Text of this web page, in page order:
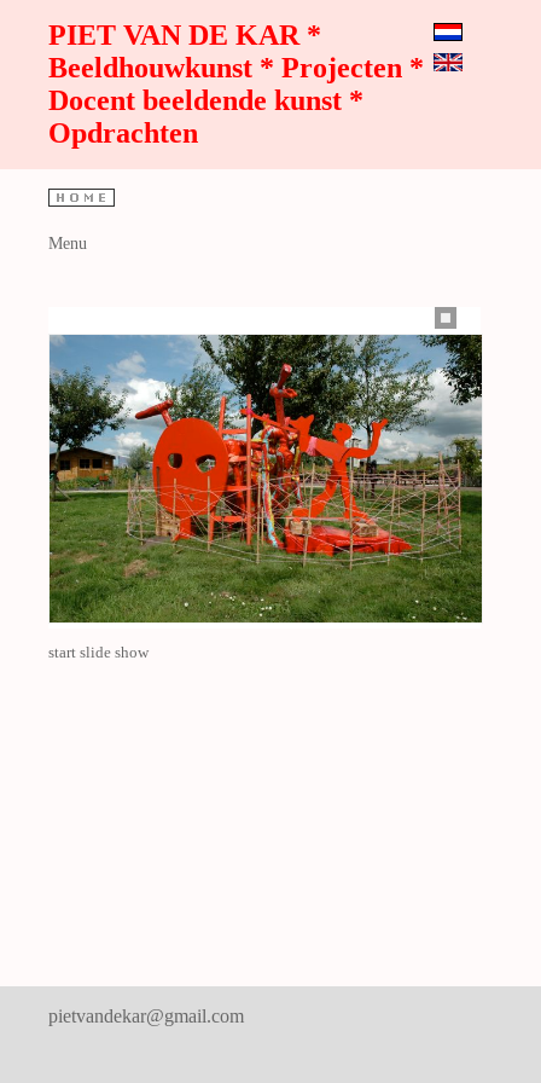
PIET VAN DE KAR *
Beeldhouwkunst * Projecten *
Docent beeldende kunst *
Opdrachten
Menu
start slide show
pietvandekar@gmail.com